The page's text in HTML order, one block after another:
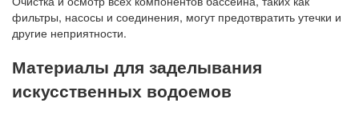
фильтры, насосы и соединения, могут предотвратить утечки и
другие неприятности.
Материалы для заделывания
искусственных водоемов